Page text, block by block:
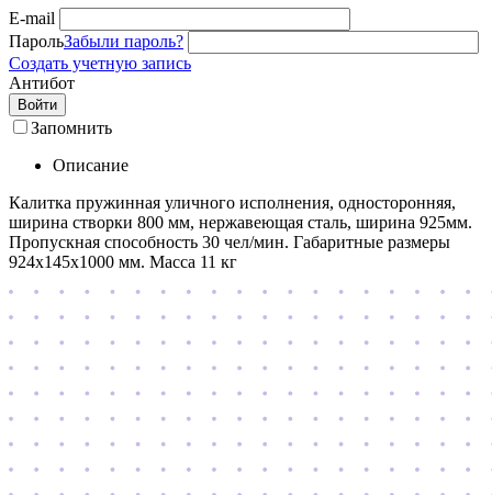
E-mail
ПарольЗабыли пароль?
Создать учетную запись
Антибот
Войти
Запомнить
Описание
Калитка пружинная уличного исполнения, односторонняя,
ширина створки 800 мм, нержавеющая сталь, ширина 925мм.
Пропускная способность 30 чел/мин. Габаритные размеры
924х145х1000 мм. Масса 11 кг